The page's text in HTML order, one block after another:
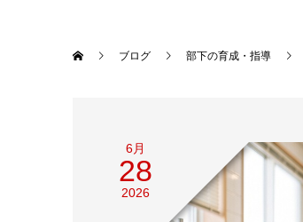
ブログ 部下の育成・指導
6月
28
2026